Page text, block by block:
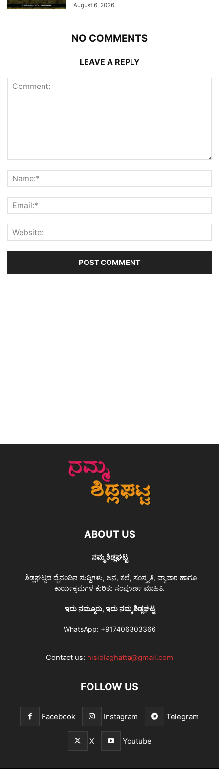
August 6, 2026
NO COMMENTS
LEAVE A REPLY
ABOUT US
ನಮ್ಮ ಶಿಡ್ಲಘಟ್ಟ
ಶಿಡ್ಲಘಟ್ಟದ ದೈನಂದಿನ ಸುದ್ದಿಗಳು, ಜನ, ಕಲೆ, ಸಂಸ್ಕೃತಿ, ವ್ಯಾಪಾರ ಹಾಗೂ
ಕಾರ್ಯಕ್ರಮಗಳ ಕುರಿತು ಸಂಪೂರ್ಣ ಮಾಹಿತಿ.
ಇದು ನಮ್ಮೂರು, ಇದು ನಮ್ಮ ಶಿಡ್ಲಘಟ್ಟ
WhatsApp: +917406303366
Contact us: hisidlaghatta@gmail.com
FOLLOW US
Facebook Instagram Telegram
X Youtube